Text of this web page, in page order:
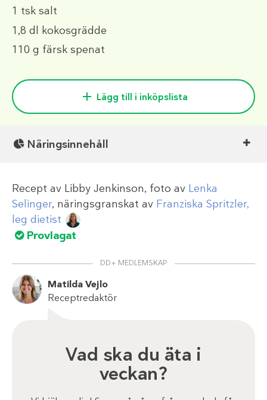
1 tsk salt
1,8 dl kokosgrädde
110 g färsk spenat
Lägg till i inköpslista
Näringsinnehåll
Recept av Libby Jenkinson, foto av Lenka
Selinger, näringsgranskat av Franziska Spritzler,
leg dietist
Provlagat
DD+ MEDLEMSKAP
Matilda Vejlo
Receptredaktör
Vad ska du äta i
veckan?